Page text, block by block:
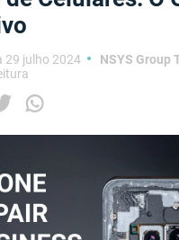
29 julho 2024
NSYS Group